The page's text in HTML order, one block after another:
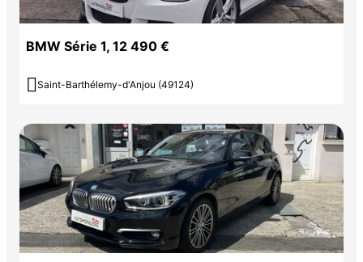
BMW Série 1, 12 490 €
 Saint-Barthélemy-d'Anjou (49124)